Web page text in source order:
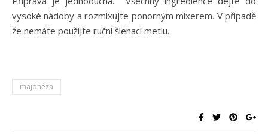
vysoké nádoby a rozmixujte ponorným mixerem. V případě
že nemáte použijte ruční šlehací metlu.
majonéza